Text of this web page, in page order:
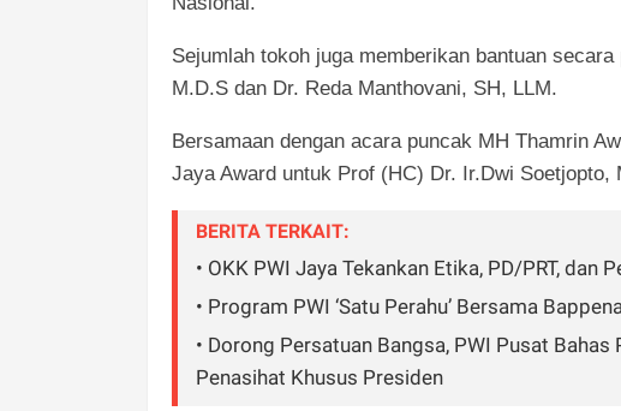
Sejumlah tokoh juga memberikan bantuan
M.D.S dan Dr. Reda Manthovani, SH, LLM.
Bersamaan dengan acara puncak MH Thamrin
Jaya Award untuk Prof (HC) Dr. Ir.Dwi
BERITA TERKAIT:
• OKK PWI Jaya Tekankan Etika, PD/PRT, dan
• Program PWI ‘Satu Perahu’ Bersama
• Dorong Persatuan Bangsa, PWI Pusat
Penasihat Khusus Presiden